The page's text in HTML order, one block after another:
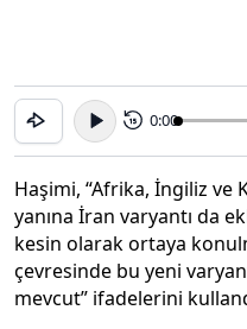
15 0:00
Haşimi, “Afrika, İngiliz ve
yanına İran varyantı da
kesin olarak ortaya
çevresinde bu yeni
mevcut” ifadelerini